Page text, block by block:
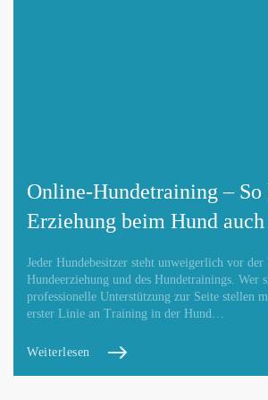
Online-Hundetraining –
Erziehung beim Hund
Jeder Hundebesitzer steht unweigerlich vor
Hundeerziehung und des Hundetrainings. Wer
professionelle Unterstützung zur Seite stellen
erster Linie an Training in der Hund…
Weiterlesen